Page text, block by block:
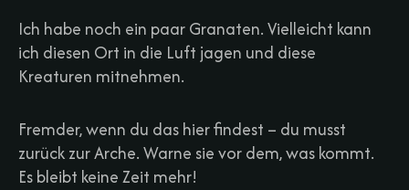
Ich habe noch ein paar Granaten. Vielleicht kann
ich diesen Ort in die Luft jagen und diese
Kreaturen mitnehmen.
Fremder, wenn du das hier findest – du musst
zurück zur Arche. Warne sie vor dem, was kommt.
Es bleibt keine Zeit mehr!